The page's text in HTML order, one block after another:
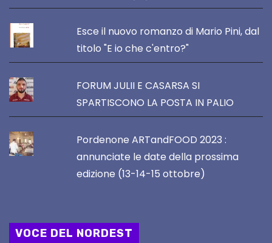
Esce il nuovo romanzo di Mario Pini, dal
titolo "E io che c'entro?"
FORUM JULII E CASARSA SI
SPARTISCONO LA POSTA IN PALIO
Pordenone ARTandFOOD 2023 :
annunciate le date della prossima
edizione (13-14-15 ottobre)
VOCE DEL NORDEST